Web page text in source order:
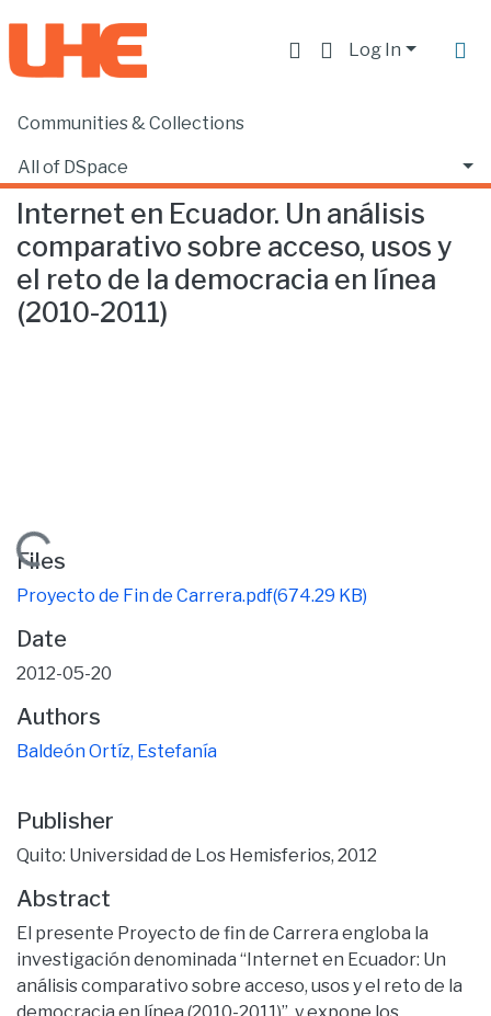
Log In
Communities & Collections
All of DSpace
Statistics
Home
Internet en Ecuador. Un análisis
comparativo sobre acceso, usos y
el reto de la democracia en línea
(2010-2011)
Files
Proyecto de Fin de Carrera.pdf(674.29 KB)
Date
2012-05-20
Authors
Baldeón Ortíz, Estefanía
Publisher
Quito: Universidad de Los Hemisferios, 2012
Abstract
El presente Proyecto de fin de Carrera engloba la
investigación denominada “Internet en Ecuador: Un
análisis comparativo sobre acceso, usos y el reto de la